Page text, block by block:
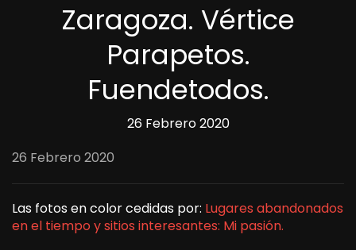
Zaragoza. Vértice
Parapetos.
Fuendetodos.
26 Febrero 2020
26 Febrero 2020
Las fotos en color cedidas por: Lugares abandonados
en el tiempo y sitios interesantes: Mi pasión.